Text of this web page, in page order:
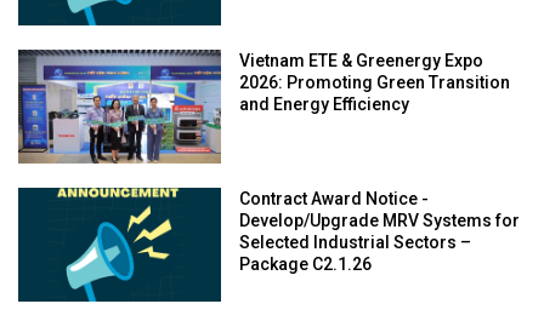
Vietnam ETE & Greenergy Expo
2026: Promoting Green Transition
and Energy Efficiency
Contract Award Notice -
Develop/Upgrade MRV Systems for
Selected Industrial Sectors –
Package C2.1.26